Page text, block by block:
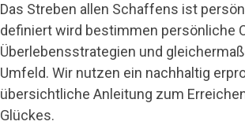
Das Streben allen Schaffens ist
definiert wird bestimmen persönliche
Überlebensstrategien und
Umfeld. Wir nutzen ein nachhaltig
übersichtliche Anleitung zum
Glückes.